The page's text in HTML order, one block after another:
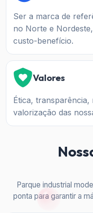
Ser a marca de
no Norte e
custo-benefício.
Valores
Ética, transparência,
valorização das
Parque industrial
ponta para garantir a